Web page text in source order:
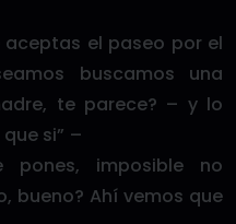
el paseo por el
buscamos una
te parece? – y lo
si” –
imposible no
bueno? Ahí vemos que